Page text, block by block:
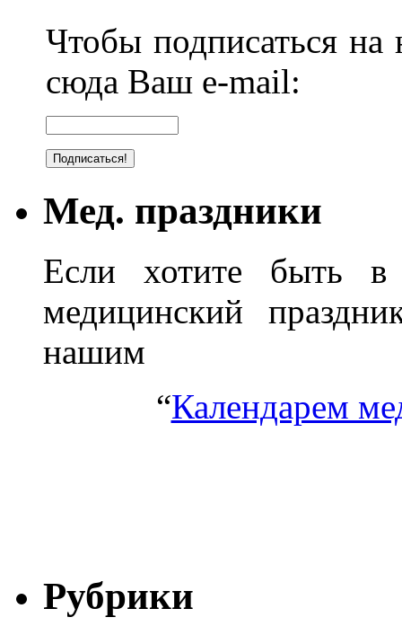
Чтобы подписаться на
сюда Ваш e-mail:
Мед. праздники
Если хотите быть в
медицинский
нашим
“Календарем
Рубрики